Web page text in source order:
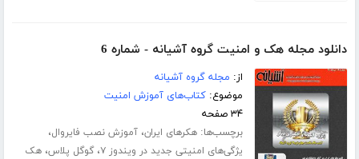
دانلود مجله هک و امنیت گروه آشیانه - شماره 6
از: مجله گروه آشیانه
موضوع:کتاب‌های آموزش امنیت
۳۴ صفحه
برچسب‌ها:هکرهای ایران،آموزش نصب فایروال،
یژگی‌های امنیتی جدید در ویندوز ۷ ،گوگل پلاس،هک